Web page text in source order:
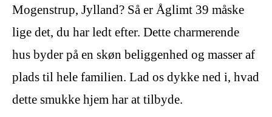
Mogenstrup, Jylland? Så er Åglimt 39 måske
lige det, du har ledt efter. Dette charmerende
hus byder på en skøn beliggenhed og masser af
plads til hele familien. Lad os dykke ned i, hvad
dette smukke hjem har at tilbyde.